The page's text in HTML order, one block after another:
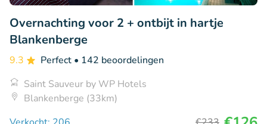
Overnachting voor 2 + ontbijt in hartje
Blankenberge
9.3 Perfect • 142 beoordelingen
Saint Sauveur by WP Hotels
Blankenberge (33km)